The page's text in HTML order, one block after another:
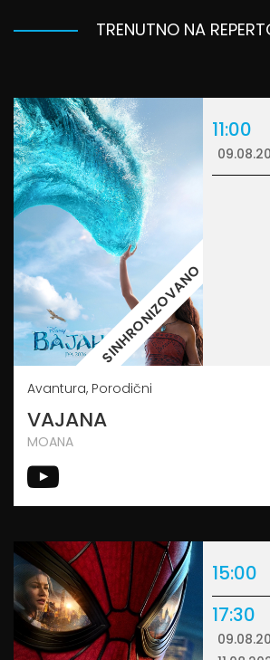
TRENUTNO NA
11:00
SINHRONIZOVANO
Avantura, Porodični
VAJANA
MOANA
15:00
17:30